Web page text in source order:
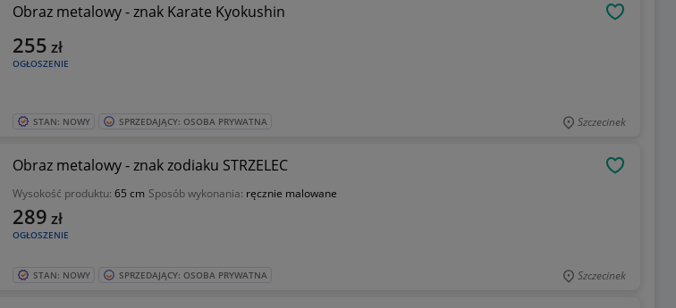
Obraz metalowy - znak Karate Kyokushin
OGŁOSZENIE
255 zł
STAN: NOWY SPRZEDAJĄCY: OSOBA PRYWATNA Szczecinek
Obraz metalowy - znak zodiaku STRZELEC
Wysokość produktu: 65 cm Sposób wykonania: ręcznie malowane
OGŁOSZENIE
289 zł
STAN: NOWY SPRZEDAJĄCY: OSOBA PRYWATNA Szczecinek